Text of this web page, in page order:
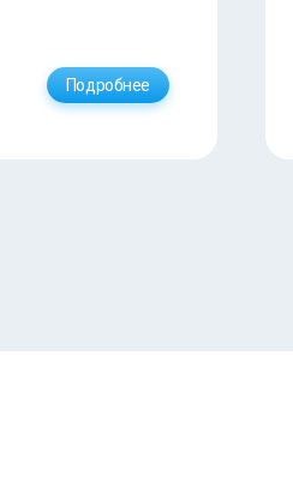
Подробнее